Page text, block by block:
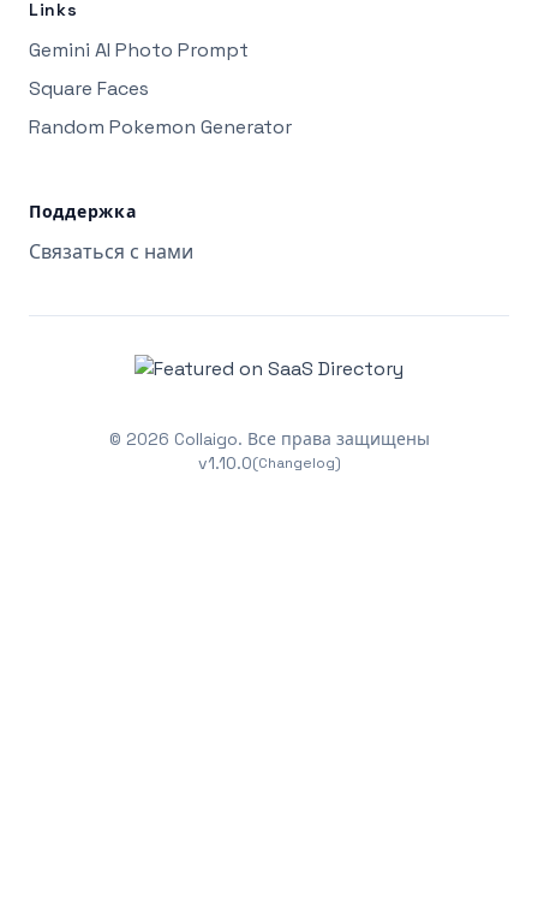
Links
Gemini AI Photo Prompt
Square Faces
Random Pokemon Generator
Поддержка
Связаться с нами
© 2026 Collaigo. Все права защищены
v1.10.0(Changelog)